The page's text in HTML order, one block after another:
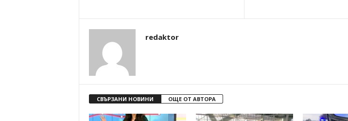
redaktor
СВЪРЗАНИ НОВИНИ ОЩЕ ОТ АВТОРА